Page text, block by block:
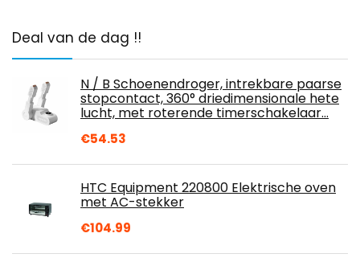
Deal van de dag !!
N / B Schoenendroger, intrekbare paarse
stopcontact, 360° driedimensionale hete
lucht, met roterende timerschakelaar…
€54.53
HTC Equipment 220800 Elektrische oven
met AC-stekker
€104.99